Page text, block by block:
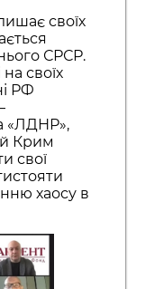
своїх
СРСР.
своїх
РФ
«ЛДНР»,
Крим
свої
хаосу в